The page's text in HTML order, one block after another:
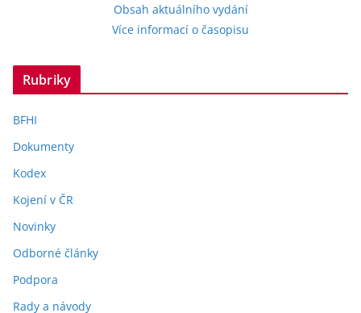
Obsah aktuálního vydání
Více informací o časopisu
Rubriky
BFHI
Dokumenty
Kodex
Kojení v ČR
Novinky
Odborné články
Podpora
Rady a návody